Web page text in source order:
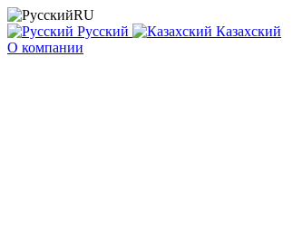
RU
Русский
Казахский
О компании